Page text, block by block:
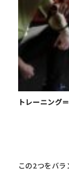
トレーニング
この2つをバラ